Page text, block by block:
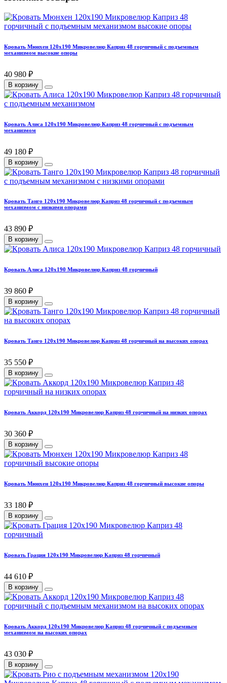
Кровать Мюнхен 120х190 Микровелюр Каприз 48 горчичный с подъемным
механизмом высокие опоры
40 980 ₽
В корзину
Кровать Алиса 120х190 Микровелюр Каприз 48 горчичный с подъемным
механизмом
49 180 ₽
В корзину
Кровать Танго 120х190 Микровелюр Каприз 48 горчичный с подъемным
механизмом с низкими опорами
43 890 ₽
В корзину
Кровать Алиса 120х190 Микровелюр Каприз 48 горчичный
39 860 ₽
В корзину
Кровать Танго 120х190 Микровелюр Каприз 48 горчичный на высоких опорах
35 550 ₽
В корзину
Кровать Аккорд 120х190 Микровелюр Каприз 48 горчичный на низких опорах
30 360 ₽
В корзину
Кровать Мюнхен 120х190 Микровелюр Каприз 48 горчичный высокие опоры
33 180 ₽
В корзину
Кровать Грация 120х190 Микровелюр Каприз 48 горчичный
44 610 ₽
В корзину
Кровать Аккорд 120х190 Микровелюр Каприз 48 горчичный с подъемным
механизмом на высоких опорах
43 030 ₽
В корзину